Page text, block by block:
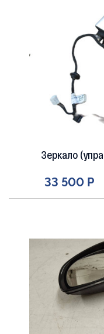
Зеркало
33 500 Р